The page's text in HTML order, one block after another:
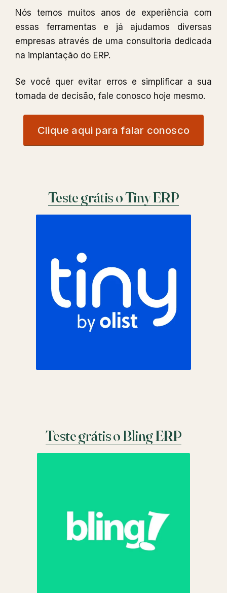
Nós temos muitos anos de experiência com
essas ferramentas e já ajudamos diversas
empresas através de uma consultoria dedicada
na implantação do ERP.
Se você quer evitar erros e simplificar a sua
tomada de decisão, fale conosco hoje mesmo.
Clique aqui para falar conosco
Teste grátis o Tiny ERP
Teste grátis o Bling ERP